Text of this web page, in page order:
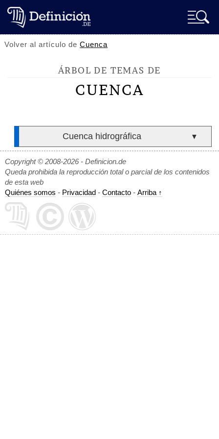
Volver al artículo deCuenca
ÁRBOL DE TEMAS DE
CUENCA
Cuenca hidrográfica ▼
Copyright © 2008-2026 - Definicion.de
Queda prohibida la reproducción total o parcial de los contenidos
de esta web
Quiénes somos - Privacidad - Contacto - Arriba ↑